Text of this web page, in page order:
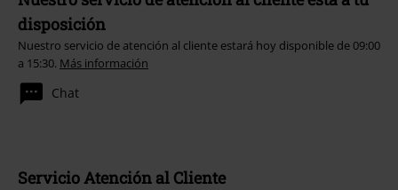
disposición
Nuestro servicio de atención al cliente estará hoy disponible de 09:00
a 15:30. Más información
Chat
Servicio Atención al Cliente